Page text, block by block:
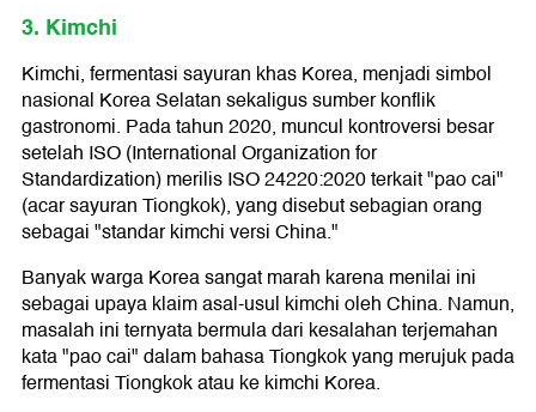
3. Kimchi
Kimchi, fermentasi sayuran khas Korea, menjadi simbol
nasional Korea Selatan sekaligus sumber konflik
gastronomi. Pada tahun 2020, muncul kontroversi besar
setelah ISO (International Organization for
Standardization) merilis ISO 24220:2020 terkait "pao cai"
(acar sayuran Tiongkok), yang disebut sebagian orang
sebagai "standar kimchi versi China."
Banyak warga Korea sangat marah karena menilai ini
sebagai upaya klaim asal-usul kimchi oleh China. Namun,
masalah ini ternyata bermula dari kesalahan terjemahan
kata "pao cai" dalam bahasa Tiongkok yang merujuk pada
fermentasi Tiongkok atau ke kimchi Korea.